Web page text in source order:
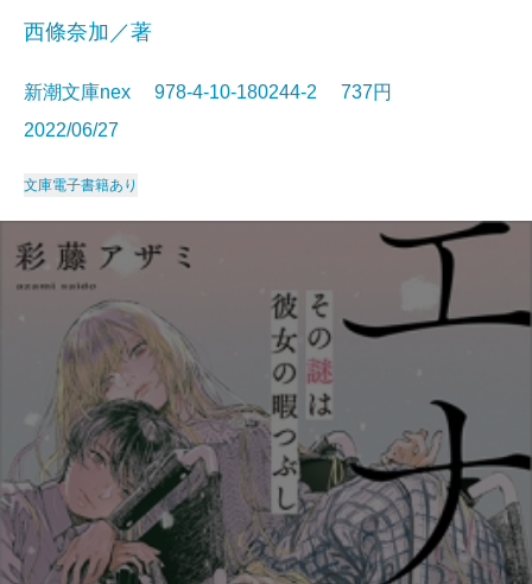
西條奈加／著
新潮文庫nex 978-4-10-180244-2 737円
2022/06/27
文庫電子書籍あり